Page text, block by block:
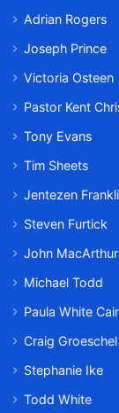
Adrian Rogers
Joseph Prince
Victoria Osteen
Pastor Kent
Tony Evans
Tim Sheets
Jentezen
Steven Furtick
John MacArthur
Michael Todd
Paula White
Craig Groeschel
Stephanie Ike
Todd White